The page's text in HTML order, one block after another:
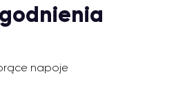
napoje